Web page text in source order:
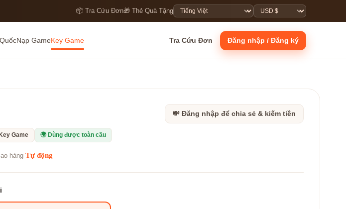
📦 Tra Cứu Đơn🎁 Thẻ Quà Tặng
Nạp GameKey Game Tra Cứu Đơn Đăng nhập / Đăng ký
💸 Đăng nhập để chia sẻ & kiếm tiền
Key Game 🌍 Dùng được toàn cầu
hàng Tự động